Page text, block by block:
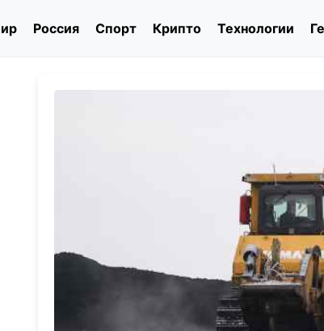
Россия Спорт Крипто Технологии